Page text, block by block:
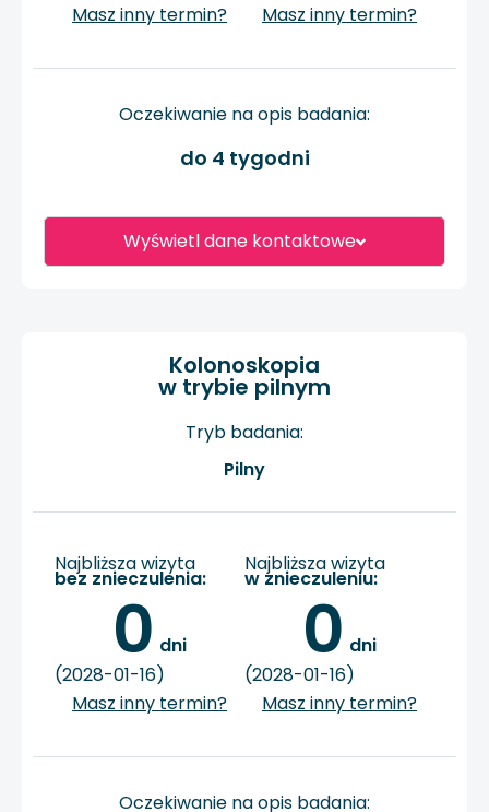
Wyświetl dane kontaktowe
Masz inny termin?
Masz inny termin?
Oczekiwanie na opis badania:
do 4 tygodni
Kolonoskopia
w trybie pilnym
Tryb badania:
Pilny
Najbliższa wizyta
bez znieczulenia:
0 dni
(2028-01-16)
Masz inny termin?
Najbliższa wizyta
w znieczuleniu:
0 dni
(2028-01-16)
Masz inny termin?
Oczekiwanie na opis badania: